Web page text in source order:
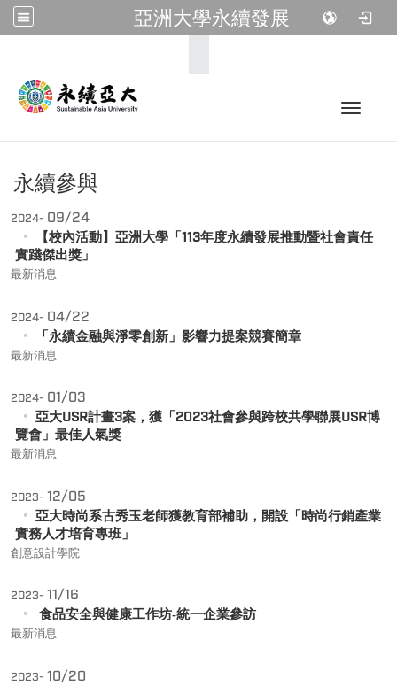
亞洲大學永續發展
Toggle
永續參與
2024- 09/24
【校內活動】亞洲大學「113年度永續發展推動暨社會責任
實踐傑出獎」
最新消息
2024- 04/22
「永續金融與淨零創新」影響力提案競賽簡章
最新消息
2024- 01/03
亞大USR計畫3案，獲「2023社會參與跨校共學聯展USR博
覽會」最佳人氣獎
最新消息
2023- 12/05
亞大時尚系古秀玉老師獲教育部補助，開設「時尚行銷產業
實務人才培育專班」
創意設計學院
2023- 11/16
食品安全與健康工作坊-統一企業參訪
最新消息
2023- 10/20